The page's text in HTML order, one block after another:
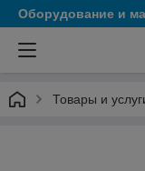
Оборудование и
Товары и